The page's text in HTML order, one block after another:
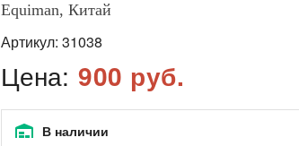
Equiman, Китай
Артикул: 31038
Цена: 900 руб.
В наличии